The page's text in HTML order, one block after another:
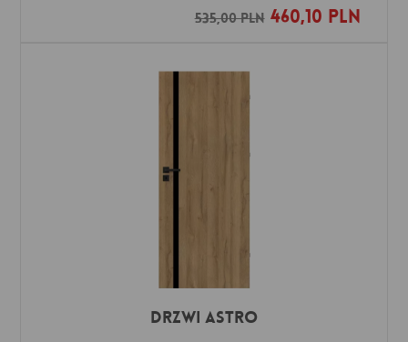
535,00 PLN460,10 PLN
Dodaj do ulubionych
Drzwi ASTRO